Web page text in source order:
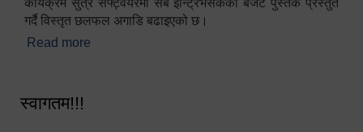
कार्यक्रम सुत्र सफ्ट्वयरमा सबै इन्ट्रिभैसकेको बजेट पुस्तक प्रस्तुत
गर्दै विस्तृत छलफल अगाडि बढाइएको छ।
Read more
स्वागतम!!!